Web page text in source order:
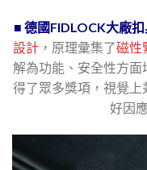
■ 德國FIDLOCK大廠
設計 ，原理彙集了磁性
解為功能、安全性方
得了眾多獎項，視覺
好因